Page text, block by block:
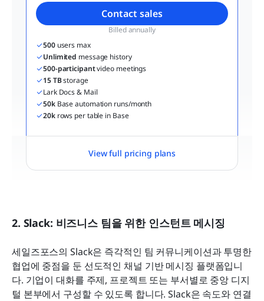
Contact sales
Billed annually
500 users max
Unlimited message history
500-participant video meetings
15 TB storage
Lark Docs & Mail
50k Base automation runs/month
20k rows per table in Base
View full pricing plans
2. Slack: 비즈니스 팀을 위한 인스턴트 메시징
세일즈포스의 Slack은 즉각적인 팀 커뮤니케이션과 투명한
협업에 중점을 둔 선도적인 채널 기반 메시징 플랫폼입니
다. 기업이 대화를 주제, 프로젝트 또는 부서별로 중앙 디지
털 본부에서 구성할 수 있도록 합니다. Slack은 속도와 연결